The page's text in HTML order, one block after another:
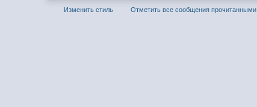
Изменить стиль Отметить все сообщения прочитанными